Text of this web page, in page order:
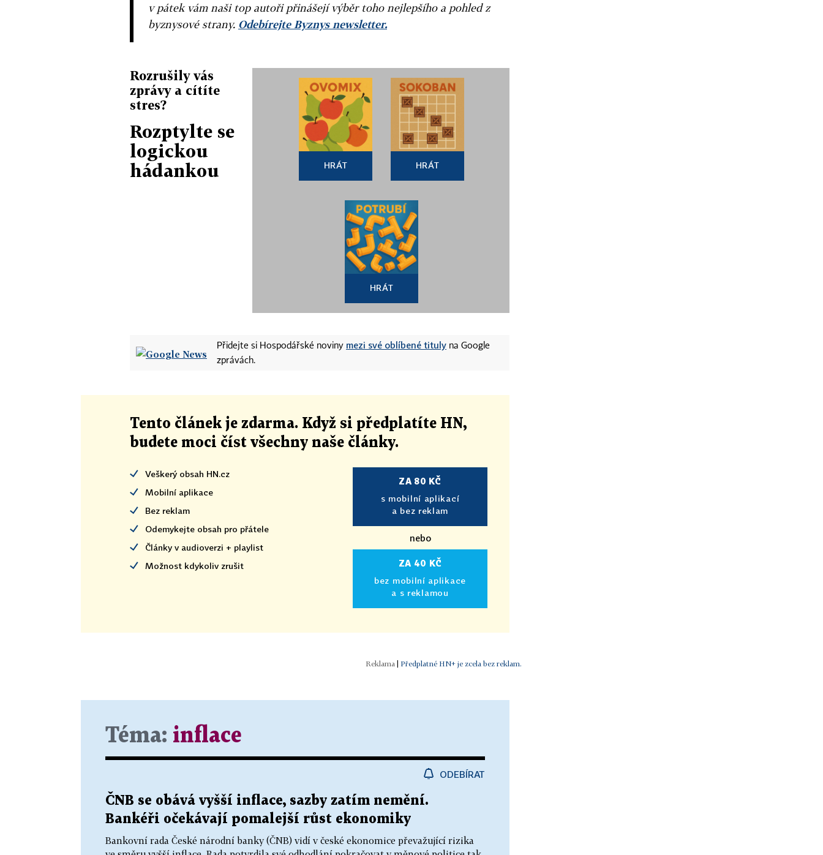
v pátek vám naši top autoři přinášejí výběr toho nejlepšího a pohled z
byznysové strany. Odebírejte Byznys newsletter.
Rozrušily vás
zprávy a cítíte
stres?
Rozptylte se
logickou
hádankou
HRÁT HRÁT
HRÁT
Přidejte si Hospodářské noviny mezi své oblíbené tituly na Google
zprávách.
Tento článek je zdarma. Když si předplatíte HN,
budete moci číst všechny naše články.
Veškerý obsah HN.cz
Mobilní aplikace
Bez reklam
Odemykejte obsah pro přátele
Články v audioverzi + playlist
Možnost kdykoliv zrušit
ZA 80 KČ
s mobilní aplikací
a bez reklam
nebo
ZA 40 KČ
bez mobilní aplikace
a s reklamou
Předplatné HN+ je zcela bez reklam.
Téma: inflace
ODEBÍRAT
ČNB se obává vyšší inflace, sazby zatím nemění.
Bankéři očekávají pomalejší růst ekonomiky
Bankovní rada České národní banky (ČNB) vidí v české ekonomice převažující rizika